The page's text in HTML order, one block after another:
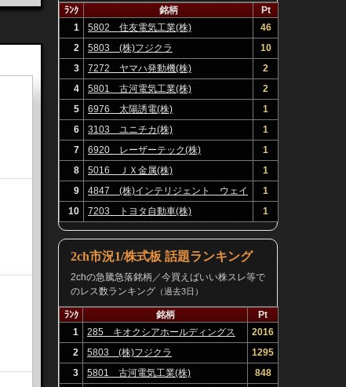
ﾗﾝｸ 銘柄
Pt
1
5802 住友電気工業(株)
46
2
5803 (株)フジクラ
10
3
7272 ヤマハ発動機(株)
2
4
5801 古河電気工業(株)
2
5
6976 太陽誘電(株)
1
6
3103 ユニチカ(株)
1
7
6920 レーザーテック(株)
1
8
5016 ＪＸ金属(株)
1
9
4847 (株)インテリジェント ウェイ
ブ
1
10
7203 トヨタ自動車(株) 1
2ch市況1/株式板 話題ランキング
2chの急騰急落銘柄／今買えばいい株スレ等で
のレス数ランキング（過去3日）
ﾗﾝｸ 銘柄
Pt
1
285 キオクシアホールディングス
(株)
2016
2
5803 (株)フジクラ
1295
3
5801 古河電気工業(株)
848